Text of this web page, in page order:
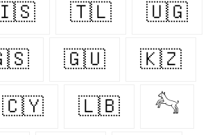
🇹🇱 🇺🇬
🇬🇺 🇰🇿
🇨🇾 🇱🇧 𓃚